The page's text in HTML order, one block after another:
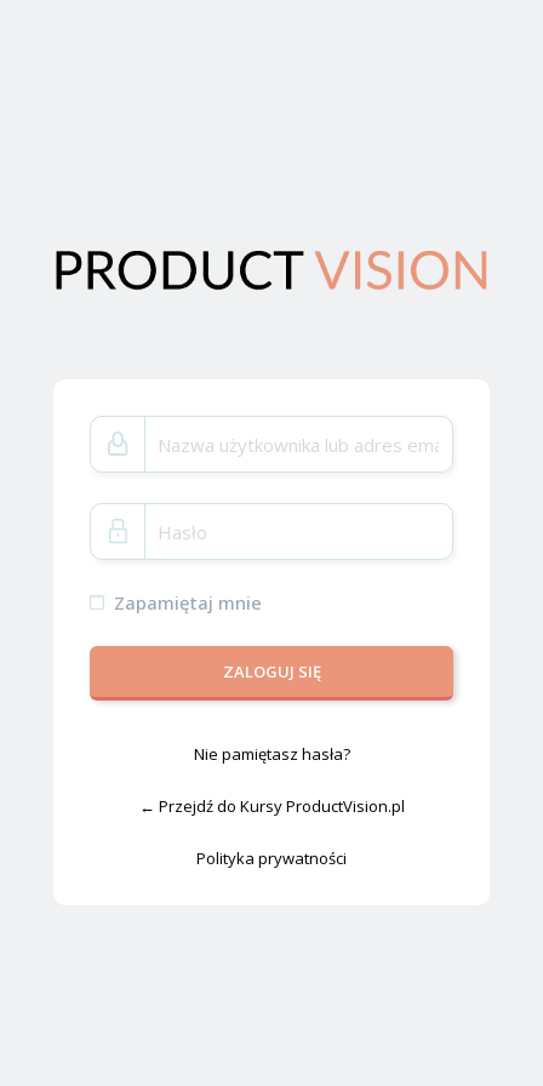
Zapamiętaj mnie
Nie pamiętasz hasła?
← Przejdź do Kursy ProductVision.pl
Polityka prywatności